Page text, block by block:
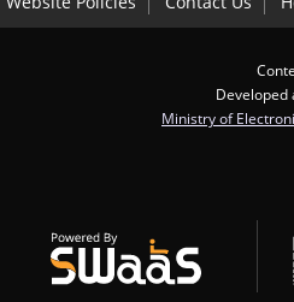
Developed
Ministry of